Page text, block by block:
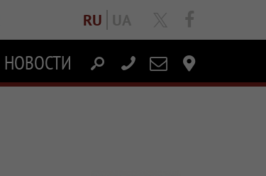
RU UA facebook
НОВОСТИ
Написать
письмо
Контакты